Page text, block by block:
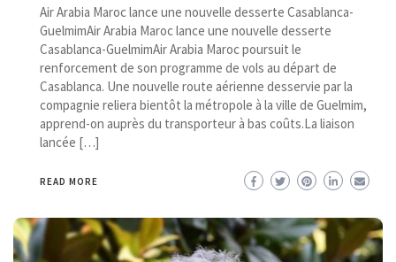
Air Arabia Maroc lance une nouvelle desserte Casablanca-
GuelmimAir Arabia Maroc lance une nouvelle desserte
Casablanca-GuelmimAir Arabia Maroc poursuit le
renforcement de son programme de vols au départ de
Casablanca. Une nouvelle route aérienne desservie par la
compagnie reliera bientôt la métropole à la ville de Guelmim,
apprend-on auprès du transporteur à bas coûts.La liaison
lancée […]
READ MORE